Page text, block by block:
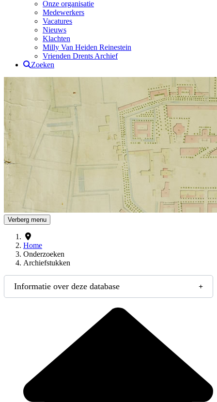
Onze organisatie
Medewerkers
Vacatures
Nieuws
Klachten
Milly Van Heiden Reinestein
Vrienden Drents Archief
Zoeken
Drents Archief
Verberg menu
Home
Onderzoeken
Archiefstukken
Informatie over deze database